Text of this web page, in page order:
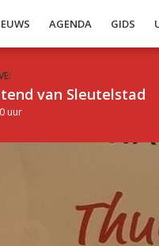
AGENDA GIDS
van Sleutelstad
uur